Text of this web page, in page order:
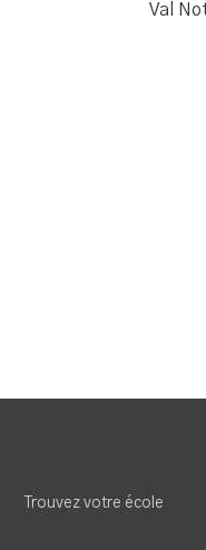
Val
Trouvez votre école